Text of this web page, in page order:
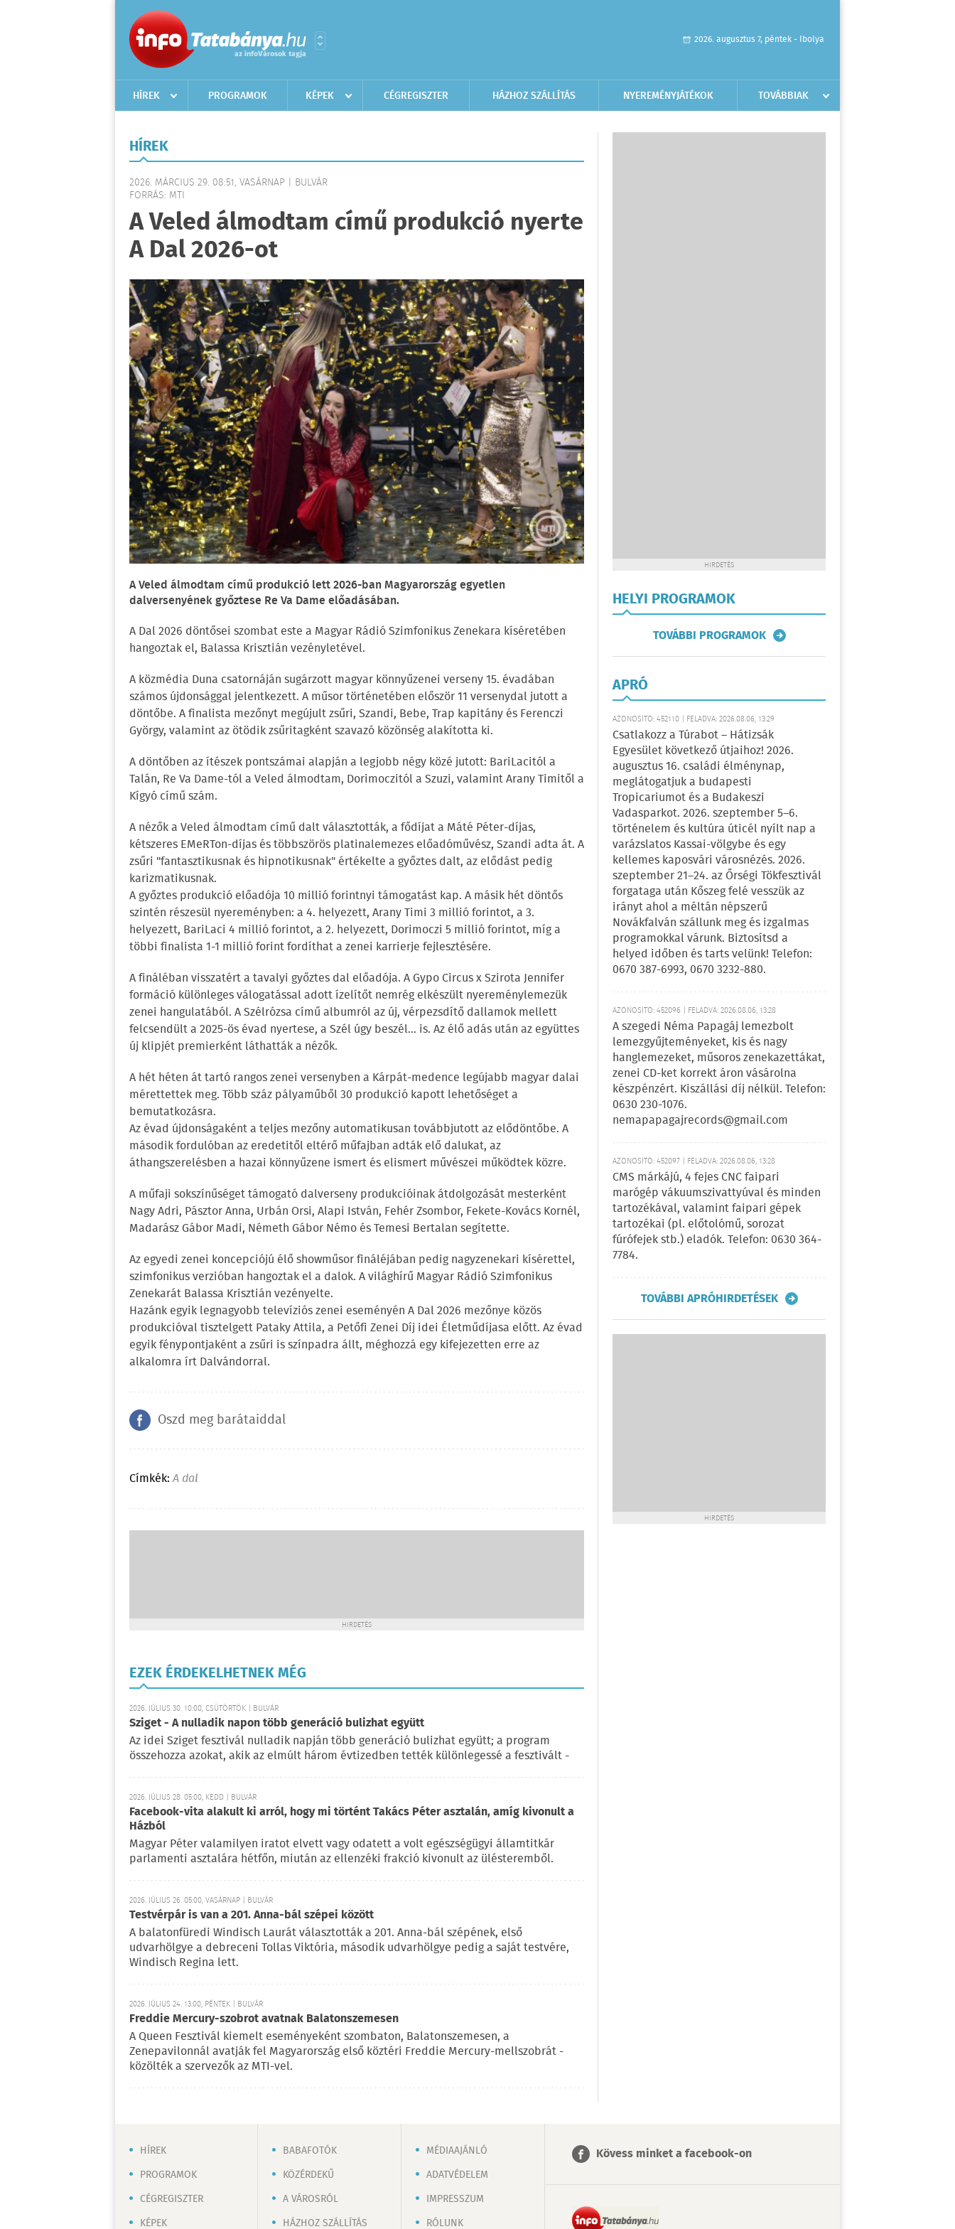
2026. augusztus 7, péntek - Ibolya
HÍREK PROGRAMOK KÉPEK CÉGREGISZTER HÁZHOZ SZÁLLÍTÁS NYEREMÉNYJÁTÉKOK TOVÁBBIAK
HÍREK
2026. MÁRCIUS 29. 08:51, VASÁRNAP | BULVÁR
FORRÁS: MTI
A Veled álmodtam című produkció nyerte
A Dal 2026-ot
A Veled álmodtam című produkció lett 2026-ban Magyarország egyetlen
dalversenyének győztese Re Va Dame előadásában.
A Dal 2026 döntősei szombat este a Magyar Rádió Szimfonikus Zenekara kíséretében
hangoztak el, Balassa Krisztián vezényletével.
A közmédia Duna csatornáján sugárzott magyar könnyűzenei verseny 15. évadában
számos újdonsággal jelentkezett. A műsor történetében először 11 versenydal jutott a
döntőbe. A finalista mezőnyt megújult zsűri, Szandi, Bebe, Trap kapitány és Ferenczi
György, valamint az ötödik zsűritagként szavazó közönség alakította ki.
A döntőben az ítészek pontszámai alapján a legjobb négy közé jutott: BariLacitól a
Talán, Re Va Dame-tól a Veled álmodtam, Dorimoczitól a Szuzi, valamint Arany Timitől a
Kígyó című szám.
A nézők a Veled álmodtam című dalt választották, a fődíjat a Máté Péter-díjas,
kétszeres EMeRTon-díjas és többszörös platinalemezes előadóművész, Szandi adta át. A
zsűri "fantasztikusnak és hipnotikusnak" értékelte a győztes dalt, az elődást pedig
karizmatikusnak.
A győztes produkció előadója 10 millió forintnyi támogatást kap. A másik hét döntős
szintén részesül nyereményben: a 4. helyezett, Arany Timi 3 millió forintot, a 3.
helyezett, BariLaci 4 millió forintot, a 2. helyezett, Dorimoczi 5 millió forintot, míg a
többi finalista 1-1 millió forint fordíthat a zenei karrierje fejlesztésére.
A fináléban visszatért a tavalyi győztes dal előadója. A Gypo Circus x Szirota Jennifer
formáció különleges válogatással adott ízelítőt nemrég elkészült nyereménylemezük
zenei hangulatából. A Szélrózsa című albumról az új, vérpezsdítő dallamok mellett
felcsendült a 2025-ös évad nyertese, a Szél úgy beszél… is. Az élő adás után az együttes
új klipjét premierként láthatták a nézők.
A hét héten át tartó rangos zenei versenyben a Kárpát-medence legújabb magyar dalai
mérettettek meg. Több száz pályaműből 30 produkció kapott lehetőséget a
bemutatkozásra.
Az évad újdonságaként a teljes mezőny automatikusan továbbjutott az elődöntőbe. A
második fordulóban az eredetitől eltérő műfajban adták elő dalukat, az
áthangszerelésben a hazai könnyűzene ismert és elismert művészei működtek közre.
A műfaji sokszínűséget támogató dalverseny produkcióinak átdolgozását mesterként
Nagy Adri, Pásztor Anna, Urbán Orsi, Alapi István, Fehér Zsombor, Fekete-Kovács Kornél,
Madarász Gábor Madi, Németh Gábor Némo és Temesi Bertalan segítette.
Az egyedi zenei koncepciójú élő showműsor fináléjában pedig nagyzenekari kísérettel,
szimfonikus verzióban hangoztak el a dalok. A világhírű Magyar Rádió Szimfonikus
Zenekarát Balassa Krisztián vezényelte.
Hazánk egyik legnagyobb televíziós zenei eseményén A Dal 2026 mezőnye közös
produkcióval tisztelgett Pataky Attila, a Petőfi Zenei Díj idei Életműdíjasa előtt. Az évad
egyik fénypontjaként a zsűri is színpadra állt, méghozzá egy kifejezetten erre az
alkalomra írt Dalvándorral.
Oszd meg barátaiddal
Címkék: A dal
HIRDETÉS
EZEK ÉRDEKELHETNEK MÉG
2026. JÚLIUS 30. 10:00, CSÜTÖRTÖK | BULVÁR
Sziget - A nulladik napon több generáció bulizhat együtt
Az idei Sziget fesztivál nulladik napján több generáció bulizhat együtt; a program
összehozza azokat, akik az elmúlt három évtizedben tették különlegessé a fesztivált -
2026. JÚLIUS 28. 05:00, KEDD | BULVÁR
Facebook-vita alakult ki arról, hogy mi történt Takács Péter asztalán, amíg kivonult a
Házból
Magyar Péter valamilyen iratot elvett vagy odatett a volt egészségügyi államtitkár
parlamenti asztalára hétfőn, miután az ellenzéki frakció kivonult az ülésteremből.
2026. JÚLIUS 26. 05:00, VASÁRNAP | BULVÁR
Testvérpár is van a 201. Anna-bál szépei között
A balatonfüredi Windisch Laurát választották a 201. Anna-bál szépének, első
udvarhölgye a debreceni Tollas Viktória, második udvarhölgye pedig a saját testvére,
Windisch Regina lett.
2026. JÚLIUS 24. 13:00, PÉNTEK | BULVÁR
Freddie Mercury-szobrot avatnak Balatonszemesen
A Queen Fesztivál kiemelt eseményeként szombaton, Balatonszemesen, a
Zenepavilonnál avatják fel Magyarország első köztéri Freddie Mercury-mellszobrát -
közölték a szervezők az MTI-vel.
HIRDETÉS
HELYI PROGRAMOK
TOVÁBBI PROGRAMOK
APRÓ
AZONOSÍTÓ: 452110 | FELADVA: 2026.08.06, 13:29
Csatlakozz a Túrabot – Hátizsák
Egyesület következő útjaihoz! 2026.
augusztus 16. családi élménynap,
meglátogatjuk a budapesti
Tropicariumot és a Budakeszi
Vadasparkot. 2026. szeptember 5–6.
történelem és kultúra úticél nyílt nap a
varázslatos Kassai-völgybe és egy
kellemes kaposvári városnézés. 2026.
szeptember 21–24. az Őrségi Tökfesztivál
forgataga után Kőszeg felé vesszük az
irányt ahol a méltán népszerű
Novákfalván szállunk meg és izgalmas
programokkal várunk. Biztosítsd a
helyed időben és tarts velünk! Telefon:
0670 387-6993, 0670 3232-880.
AZONOSÍTÓ: 452096 | FELADVA: 2026.08.06, 13:28
A szegedi Néma Papagáj lemezbolt
lemezgyűjteményeket, kis és nagy
hanglemezeket, műsoros zenekazettákat,
zenei CD-ket korrekt áron vásárolna
készpénzért. Kiszállási díj nélkül. Telefon:
0630 230-1076.
nemapapagajrecords@gmail.com
AZONOSÍTÓ: 452097 | FELADVA: 2026.08.06, 13:28
CMS márkájú, 4 fejes CNC faipari
marógép vákuumszivattyúval és minden
tartozékával, valamint faipari gépek
tartozékai (pl. előtolómű, sorozat
fúrófejek stb.) eladók. Telefon: 0630 364-
7784.
TOVÁBBI APRÓHIRDETÉSEK
HIRDETÉS
HÍREK
PROGRAMOK
CÉGREGISZTER
KÉPEK
BABAFOTÓK
KÖZÉRDEKŰ
A VÁROSRÓL
HÁZHOZ SZÁLLÍTÁS
MÉDIAAJÁNLÓ
ADATVÉDELEM
IMPRESSZUM
RÓLUNK
Kövess minket a facebook-on